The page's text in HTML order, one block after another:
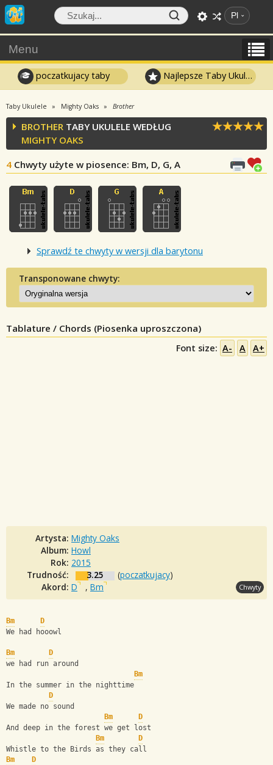
Pl
Menu
poczatkujacy taby Najlepsze Taby Ukulele
Taby Ukulele Mighty Oaks Brother
BROTHER TABY UKULELE WEDŁUG
MIGHTY OAKS
4 Chwyty użyte w piosence: Bm, D, G, A
Sprawdź te chwyty w wersji dla barytonu
Transponowane chwyty:
Tablature / Chords (Piosenka uproszczona)
Font size: A- A A+
Artysta: Mighty Oaks
Album: Howl
Rok: 2015
Trudność:
3.25 (poczatkujacy)
Akord: D , Bm Chwyty
Bm
D
We had hooowl
Bm
D
we had run around
Bm
In the summer in the nighttime
D
We made no sound
Bm
D
And deep in the forest we get lost
Bm
D
Whistle to the Birds as they call
Bm
D